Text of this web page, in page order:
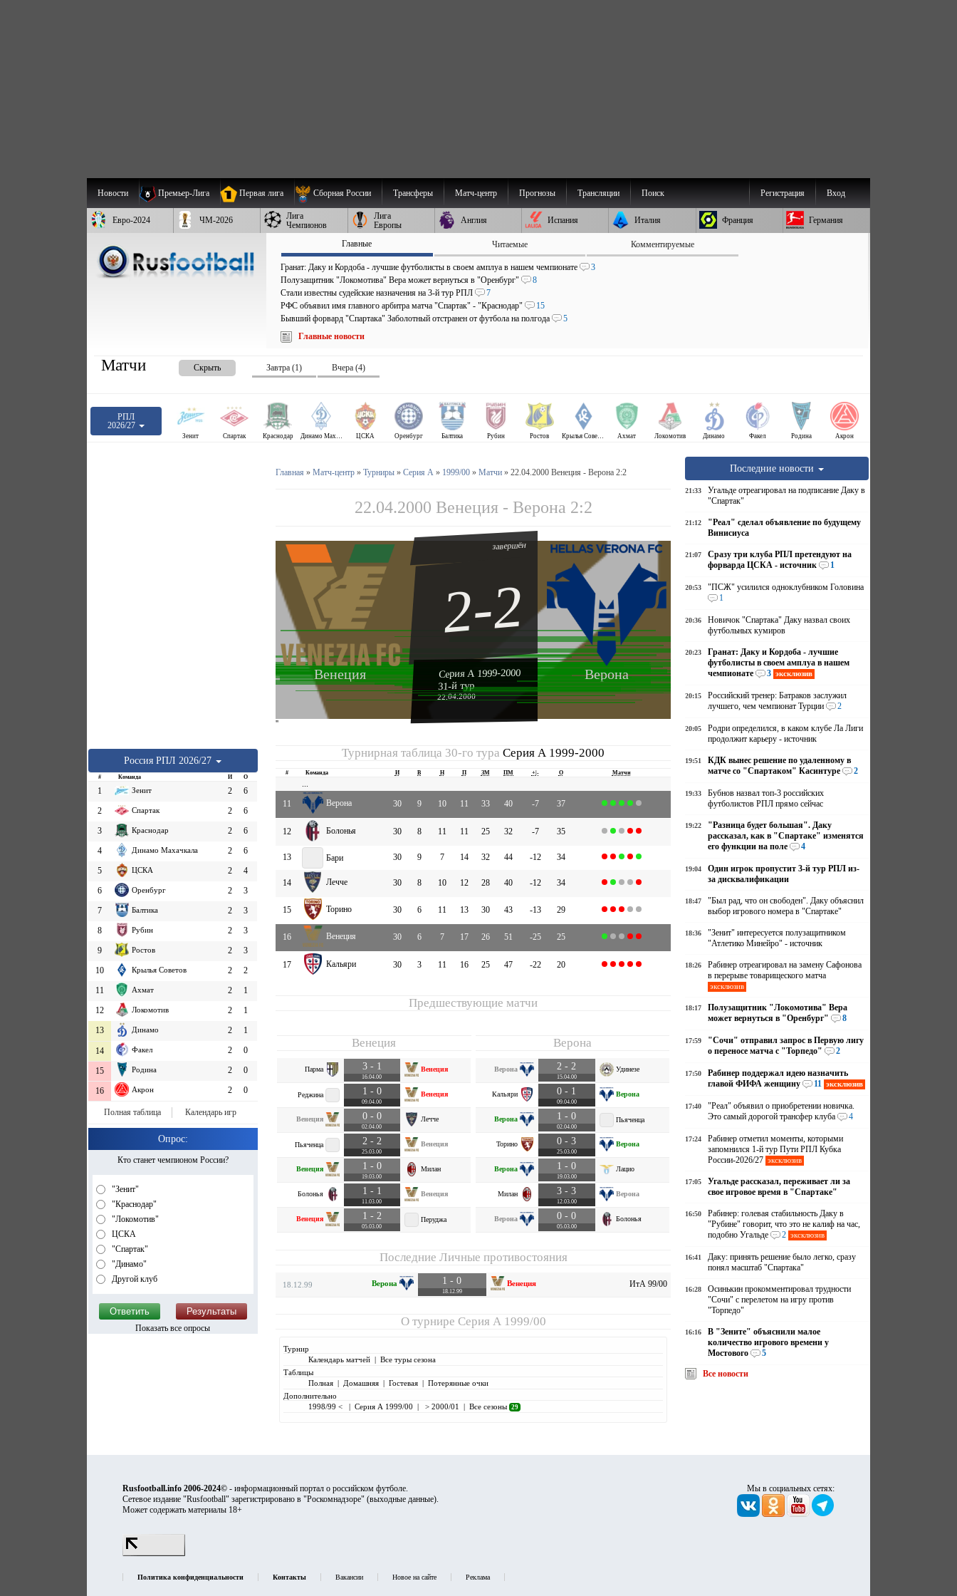
Новости Премьер-Лига Первая лига Сборная России Трансферы Матч-центр Прогнозы Трансляции Поиск Вход
Регистрация
Евро-2024 ЧМ-2026
Лига
Чемпионов
Лига
Европы
Англия Испания Италия Франция Германия
Главные Читаемые Комментируемые
Гранат: Даку и Кордоба - лучшие футболисты в своем амплуа в нашем чемпионате
3
Полузащитник "Локомотива" Вера может вернуться в "Оренбург"
8
Стали известны судейские назначения на 3-й тур РПЛ
7
РФС объявил имя главного арбитра матча "Спартак" - "Краснодар"
15
Бывший форвард "Спартака" Заболотный отстранен от футбола на полгода
5
Главные новости
Матчи Скрыть Завтра (1) Вчера (4)
РПЛ
2026/27
Зенит Спартак Краснодар Динамо Махачкала ЦСКА Оренбург Балтика Рубин Ростов Крылья Советов Ахмат Локомотив Динамо Факел Родина Акрон
Россия РПЛ 2026/27
# Команда И О
1 Зенит 2
6
2
Спартак 2
6
3
Краснодар 2
6
4
Динамо Махачкала 2
6
5
ЦСКА 2
4
6
Оренбург 2
3
7
Балтика 2
3
8
Рубин 2
3
9
Ростов 2
3
10
Крылья Советов 2
2
11
Ахмат 2
1
12
Локомотив 2
1
13
Динамо 2 1
14 Факел 2 0
15 Родина 2 0
16 Акрон 2 0
Полная таблица Календарь игр
Опрос:
Кто станет чемпионом России?
"Зенит"
"Краснодар"
"Локомотив"
ЦСКА
"Спартак"
"Динамо"
Другой клуб
Показать все опросы
Главная » Матч-центр» Турниры» Серия А» 1999/00» Матчи» 22.04.2000 Венеция - Верона 2:2
22.04.2000 Венеция - Верона 2:2
Венеция Верона
завершён
2-2
Серия А 1999-2000
31-й тур
22.04.2000
''
Турнирная таблица 30-го тураСерия А 1999-2000
# Команда И В Н П ЗМ ПМ +|- О Матчи
...
11
Верона 30 9 10 11 33 40 -7 37
12 Болонья 30 8 11 11 25 32 -7 35
13 Бари 30 9 7 14 32 44 -12 34
14 Лечче 30 8 10 12 28 40 -12 34
15 Торино 30 6 11 13 30 43 -13 29
16 Венеция 30 6 7 17 26 51 -25 25
17 Кальяри 30 3 11 16 25 47 -22 20
Предшествующие матчи
Венеция
Парма 3 - 1
16.04.00
Венеция
Реджина 1 - 0
09.04.00
Венеция
Венеция 0 - 0
02.04.00
Лечче
Пьяченца 2 - 2
25.03.00
Венеция
Венеция 1 - 0
19.03.00
Милан
Болонья 1 - 1
11.03.00
Венеция
Венеция 1 - 2
05.03.00
Перуджа
Верона
Верона 2 - 2
15.04.00
Удинезе
Кальяри 0 - 1
09.04.00
Верона
Верона 1 - 0
02.04.00
Пьяченца
Торино 0 - 3
25.03.00
Верона
Верона 1 - 0
19.03.00
Лацио
Милан 3 - 3
12.03.00
Верона
Верона 0 - 0
05.03.00
Болонья
Последние Личные противостояния
18.12.99 Верона 1 - 0
18.12.99
Венеция ИтА 99/00
О турнире Серия А 1999/00
Турнир
Календарь матчей| Все туры сезона
Таблицы
Полная| Домашняя| Гостевая| Потерянные очки
Дополнительно
1998/99 <
| Серия А 1999/00 | > 2000/01 | Все сезоны 29
Последние новости
21:33
Угальде отреагировал на подписание Даку в
"Спартак"
21:12
"Реал" сделал объявление по будущему
Винисиуса
21:07
Сразу три клуба РПЛ претендуют на
форварда ЦСКА - источник
1
20:53
"ПСЖ" усилился одноклубником Головина
1
20:36
Новичок "Спартака" Даку назвал своих
футбольных кумиров
20:23
Гранат: Даку и Кордоба - лучшие
футболисты в своем амплуа в нашем
чемпионате
3 эксклюзив
20:15
Российский тренер: Батраков заслужил
лучшего, чем чемпионат Турции
2
20:05
Родри определился, в каком клубе Ла Лиги
продолжит карьеру - источник
19:51
КДК вынес решение по удаленному в
матче со "Спартаком" Касинтуре
2
19:33
Бубнов назвал топ-3 российских
футболистов РПЛ прямо сейчас
19:22
"Разница будет большая". Даку
рассказал, как в "Спартаке" изменятся
его функции на поле
4
19:04
Один игрок пропустит 3-й тур РПЛ из-
за дисквалификации
18:47
"Был рад, что он свободен". Даку объяснил
выбор игрового номера в "Спартаке"
18:36
"Зенит" интересуется полузащитником
"Атлетико Минейро" - источник
18:26
Рабинер отреагировал на замену Сафонова
в перерыве товарищеского матча
эксклюзив
18:17
Полузащитник "Локомотива" Вера
может вернуться в "Оренбург"
8
17:59
"Сочи" отправил запрос в Первую лигу
о переносе матча с "Торпедо"
2
17:50
Рабинер поддержал идею назначить
главой ФИФА женщину
11 эксклюзив
17:40
"Реал" объявил о приобретении новичка.
Это самый дорогой трансфер клуба
4
17:24
Рабинер отметил моменты, которыми
запомнился 1-й тур Пути РПЛ Кубка
России-2026/27 эксклюзив
17:05
Угальде рассказал, переживает ли за
свое игровое время в "Спартаке"
16:50
Рабинер: голевая стабильность Даку в
"Рубине" говорит, что это не калиф на час,
подобно Угальде
2 эксклюзив
16:41
Даку: принять решение было легко, сразу
понял масштаб "Спартака"
16:28
Осинькин прокомментировал трудности
"Сочи" с перелетом на игру против
"Торпедо"
16:16
В "Зените" объяснили малое
количество игрового времени у
Мостового
5
Все новости
Rusfootball.info 2006-2024© - информационный портал о российском футболе.
Сетевое издание "Rusfootball" зарегистрировано в "Роскомнадзоре" (выходные данные).
Может содержать материалы 18+
Мы в социальных сетях:
Политика конфиденциальности Контакты Вакансии Новое на сайте Реклама